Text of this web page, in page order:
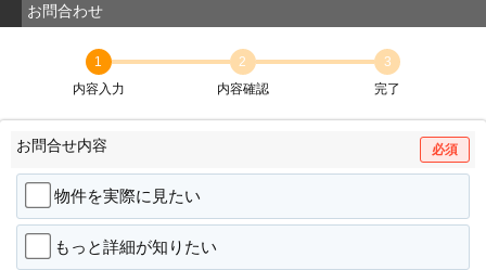
お問合わせ
1
内容入力
2
内容確認
3
完了
お問合せ内容 必須
物件を実際に見たい
もっと詳細が知りたい